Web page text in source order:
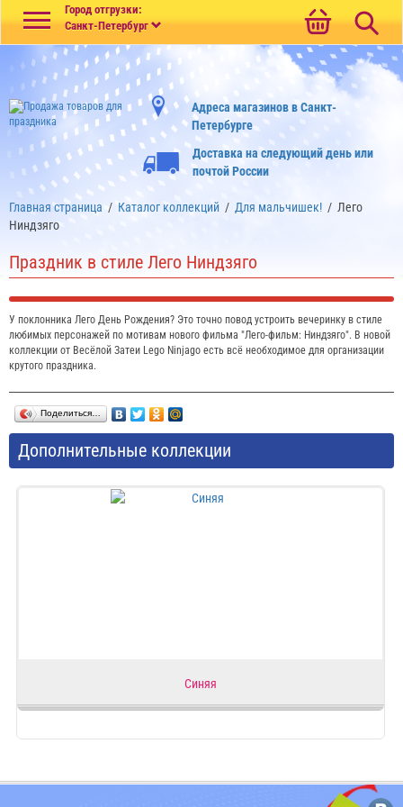
Город отгрузки:
Санкт-Петербург
Адреса магазинов в Санкт-
Петербурге
Доставка на следующий день или
почтой России
Главная страница / Каталог коллекций / Для мальчишек! / Лего
Ниндзяго
Праздник в стиле Лего Ниндзяго
У поклонника Лего День Рождения? Это точно повод устроить вечеринку в стиле
любимых персонажей по мотивам нового фильма "Лего-фильм: Ниндзяго". В новой
коллекции от Весёлой Затеи Lego Ninjago есть всё необходимое для организации
крутого праздника.
Поделиться…
Дополнительные коллекции
Синяя